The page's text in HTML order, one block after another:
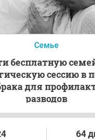
Семье
сессию в
для
разводов
64